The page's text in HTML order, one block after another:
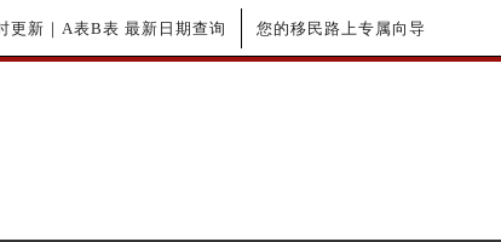
新｜A表B表 最新日期查询 您的移民路上专属向导